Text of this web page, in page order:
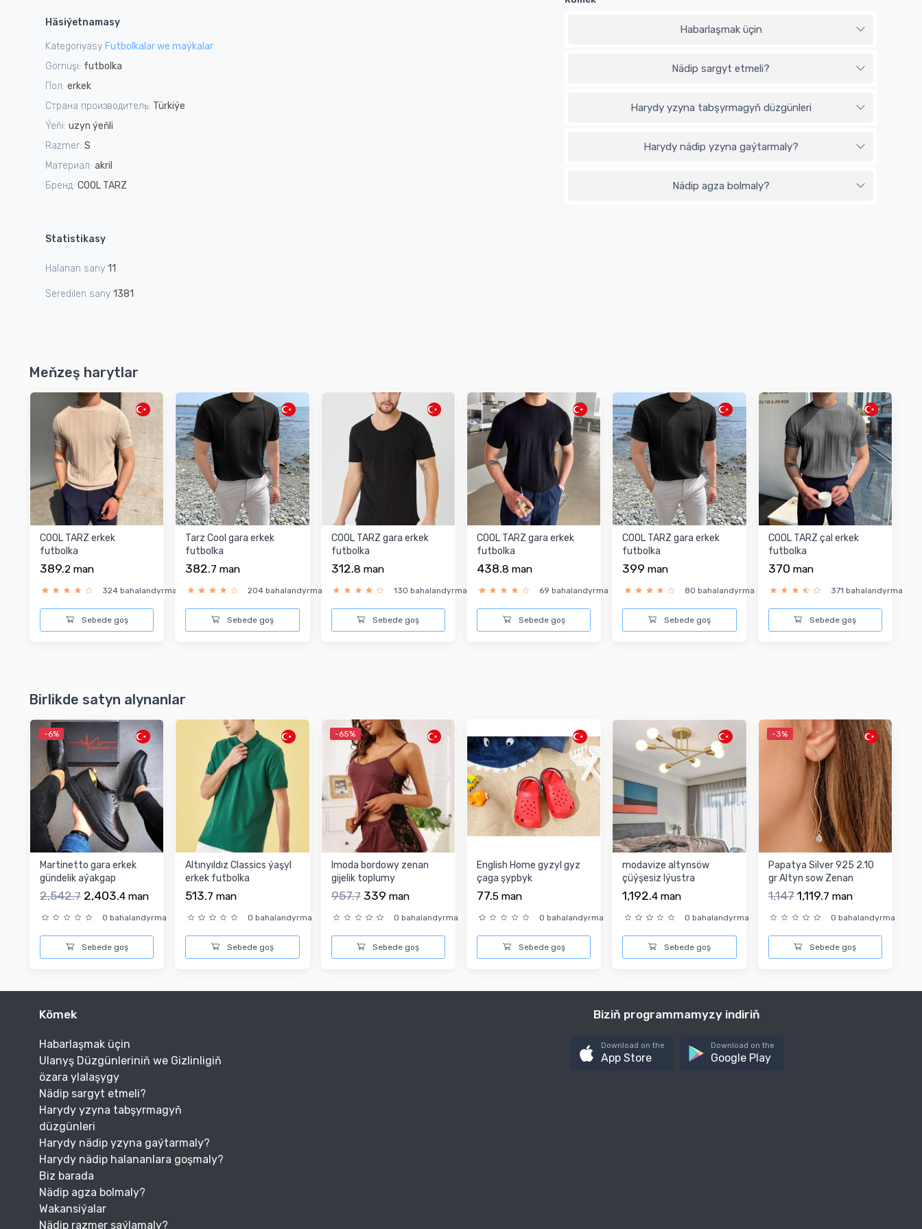
1
Häsiýetnamasy
Kategoriyasy Futbolkalar we maýkalar
Görnüşi: futbolka
Пол: erkek
Страна производитель: Türkiýe
Ýeňi: uzyn ýeňli
Razmer: S
Материал: akril
Бренд: COOL TARZ
Statistikasy
Halanan sany 11
Seredilen sany 1381
Habarlaşmak üçin
Nädip sargyt etmeli?
Harydy yzyna tabşyrmagyň düzgünleri
Harydy nädip yzyna gaýtarmaly?
Nädip agza bolmaly?
Meňzeş harytlar
COOL TARZ erkek
futbolka
389.2 man
324 bahalandyrma
Sebede goş
Tarz Cool gara erkek
futbolka
382.7 man
204 bahalandyrma
Sebede goş
COOL TARZ gara erkek
futbolka
312.8 man
130 bahalandyrma
Sebede goş
COOL TARZ gara erkek
futbolka
438.8 man
69 bahalandyrma
Sebede goş
COOL TARZ gara erkek
futbolka
399man
80 bahalandyrma
Sebede goş
COOL TARZ çal erkek
futbolka
370 man
371 bahalandyrma
Sebede goş
Birlikde satyn alynanlar
-6%
Martinetto gara erkek
gündelik aýakgap
2,542.7 2,403.4 man
0 bahalandyrma
Sebede goş
Altınyıldız Classics ýaşyl
erkek futbolka
513.7 man
0 bahalandyrma
Sebede goş
-65%
Imoda bordowy zenan
gijelik toplumy
957.7 339 man
0 bahalandyrma
Sebede goş
English Home gyzyl gyz
çaga şypbyk
77.5 man
0 bahalandyrma
Sebede goş
modavize altynsöw
çüýşesiz lýustra
1,192.4 man
0 bahalandyrma
Sebede goş
-3%
Papatya Silver 925 2.10
gr Altyn sow Zenan
Gulakhalka
1,147 1,119.7 man
0 bahalandyrma
Sebede goş
Kömek
Habarlaşmak üçin
Ulanyş Düzgünleriniň we Gizlinligiň
özara ylalaşygy
Nädip sargyt etmeli?
Harydy yzyna tabşyrmagyň
düzgünleri
Harydy nädip yzyna gaýtarmaly?
Harydy nädip halananlara goşmaly?
Biz barada
Nädip agza bolmaly?
Wakansiýalar
Nädip razmer saýlamaly?
Biziň programmamyzy indiriň
Download on the
App Store
Download on the
Google Play